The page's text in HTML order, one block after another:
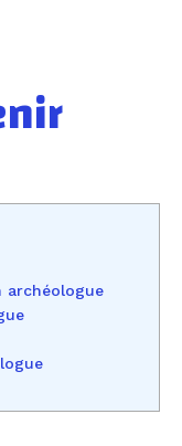
archéologue